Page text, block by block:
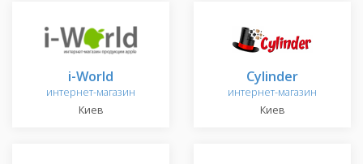
i-World
интернет-магазин
Киев
Сylinder
интернет-магазин
Киев